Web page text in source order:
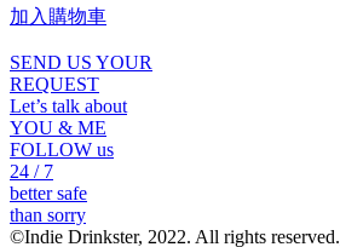
加入購物車
SEND US YOUR
REQUEST
Let’s talk about
YOU & ME
FOLLOW us
24 / 7
better safe
than sorry
©Indie Drinkster, 2022. All rights reserved.